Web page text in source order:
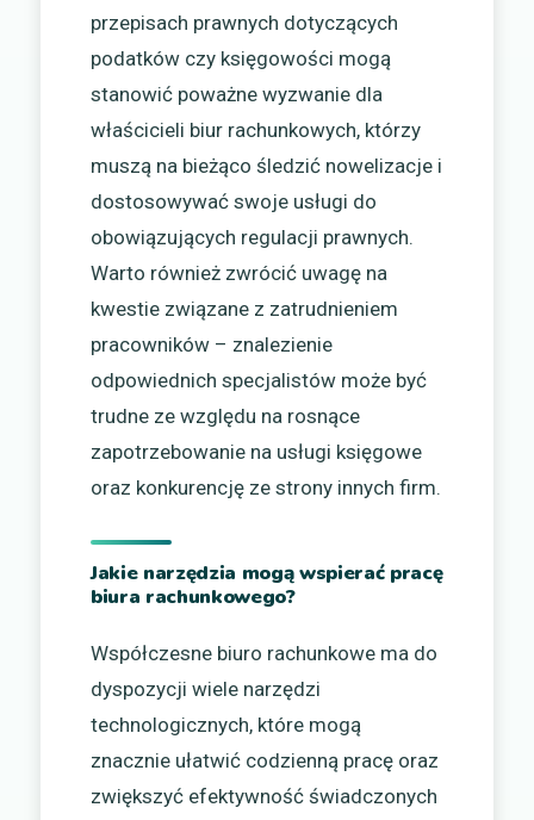
przepisach prawnych dotyczących
podatków czy księgowości mogą
stanowić poważne wyzwanie dla
właścicieli biur rachunkowych, którzy
muszą na bieżąco śledzić nowelizacje i
dostosowywać swoje usługi do
obowiązujących regulacji prawnych.
Warto również zwrócić uwagę na
kwestie związane z zatrudnieniem
pracowników – znalezienie
odpowiednich specjalistów może być
trudne ze względu na rosnące
zapotrzebowanie na usługi księgowe
oraz konkurencję ze strony innych firm.
Jakie narzędzia mogą wspierać pracę
biura rachunkowego?
Współczesne biuro rachunkowe ma do
dyspozycji wiele narzędzi
technologicznych, które mogą
znacznie ułatwić codzienną pracę oraz
zwiększyć efektywność świadczonych